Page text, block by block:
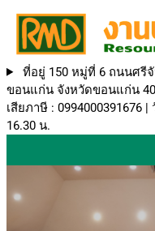
ที่อยู่ 150 หมู่ที่ 6 ถนนศรีจั
ขอนแก่น จังหวัดขอนแก่น
เสียภาษี : 0994000391676
16.30 น.